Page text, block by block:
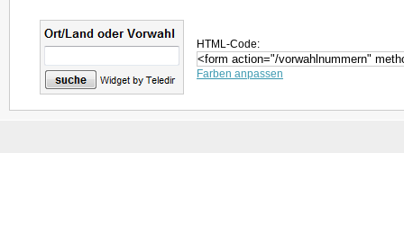
HTML-Code:
Farben anpassen